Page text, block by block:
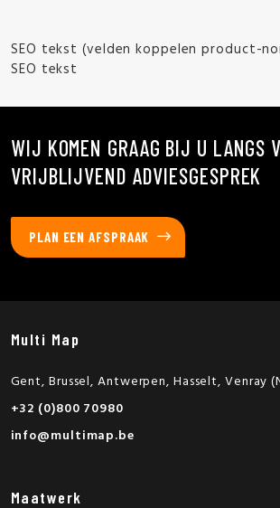
SEO tekst (velden koppelen product-
SEO tekst
WIJ KOMEN GRAAG BIJ U LANGS
VRIJBLIJVEND ADVIESGESPREK
PLAN EEN AFSPRAAK
Multi Map
Gent, Brussel, Antwerpen, Hasselt, Venray
+32 (0)800 70980
info@multimap.be
Maatwerk